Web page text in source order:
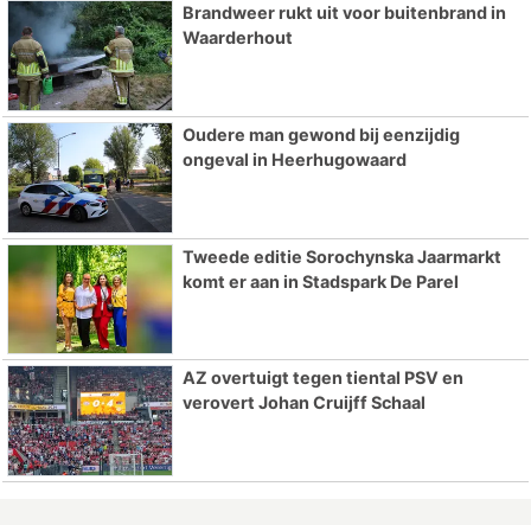
Brandweer rukt uit voor buitenbrand in
Waarderhout
Oudere man gewond bij eenzijdig
ongeval in Heerhugowaard
Tweede editie Sorochynska Jaarmarkt
komt er aan in Stadspark De Parel
AZ overtuigt tegen tiental PSV en
verovert Johan Cruijff Schaal